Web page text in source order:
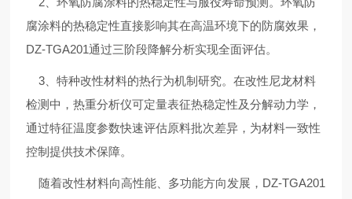
腐涂料的热稳定性直接影响其在高温环境下的防腐效果，
DZ-TGA201通过三阶段降解分析实现全面评估。
3、特种改性材料的热行为机制研究。在改性尼龙材料
检测中，热重分析仪可定量表征热稳定性及分解动力学，
通过特征温度参数快速评估原料批次差异，为材料一致性
控制提供技术保障。
随着改性材料向高性能、多功能方向发展，DZ-TGA201